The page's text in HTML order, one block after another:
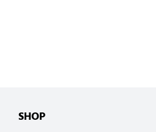
SHOP